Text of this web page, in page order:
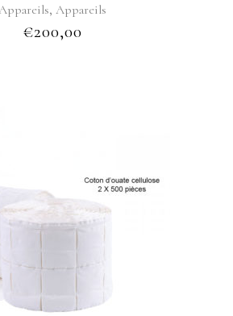
, Appareils
€200,00